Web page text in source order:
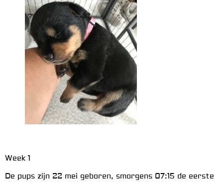
Week 1
De pups zijn 22 mei geboren, smorgens 07:15 de eerste